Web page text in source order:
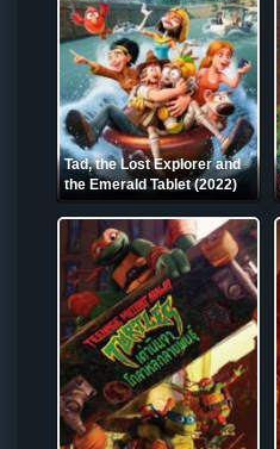
Tad, the Lost Explorer and
the Emerald Tablet (2022)